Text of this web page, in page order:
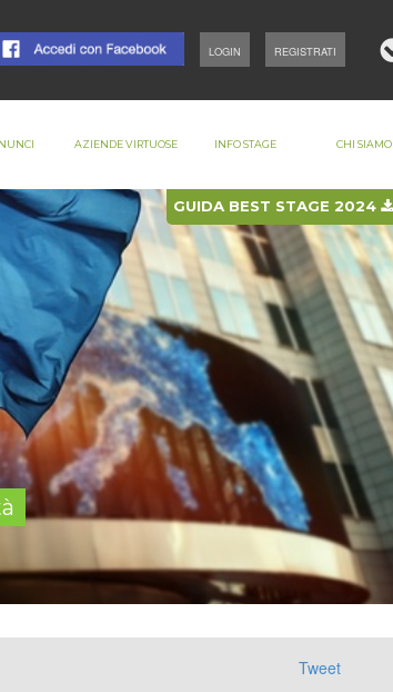
REGISTRATI
LOGIN
GUIDA BEST STAGE 2024
AZIENDE VIRTUOSE INFO STAGE CHI SIAMO
Tweet